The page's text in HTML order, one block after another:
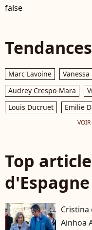
false
Tendances
Marc Lavoine Vanessa
Audrey Crespo-Mara
Louis Ducruet
Emilie
VOIR
Top
d'Espagne
Cristina
Ainhoa